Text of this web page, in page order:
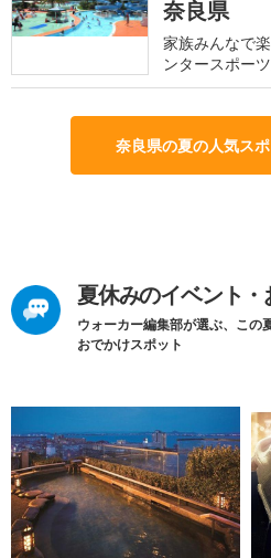
奈良県
家族みんなで
ンタースポー
奈良県の夏の人気ス
夏休みのイベント
ウォーカー編集部が選ぶ、この
おでかけスポット